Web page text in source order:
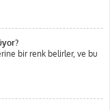
bir renk belirler, ve bu